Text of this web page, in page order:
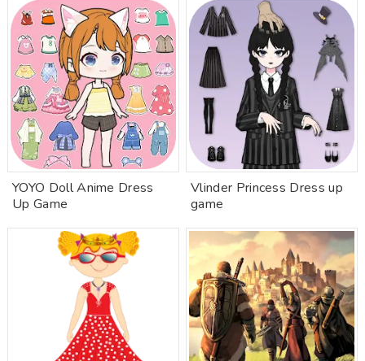
YOYO Doll Anime Dress
Up Game
Vlinder Princess Dress up
game